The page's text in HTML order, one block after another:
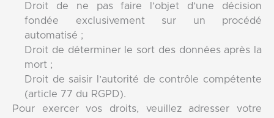
Droit de ne pas faire l’objet d’une décision
fondée exclusivement sur un procédé
automatisé ;
Droit de déterminer le sort des données après la
mort ;
Droit de saisir l’autorité de contrôle compétente
(article 77 du RGPD).
Pour exercer vos droits, veuillez adresser votre